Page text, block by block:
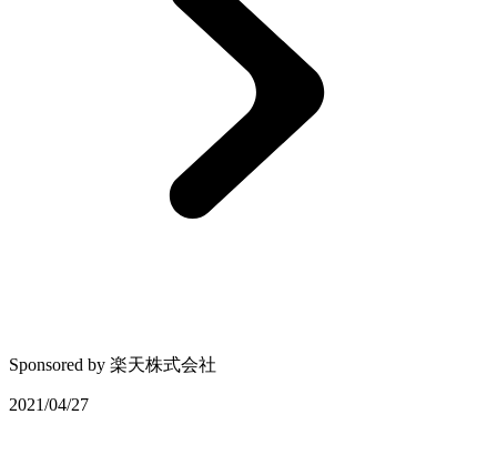
Sponsored by 楽天株式会社
2021/04/27